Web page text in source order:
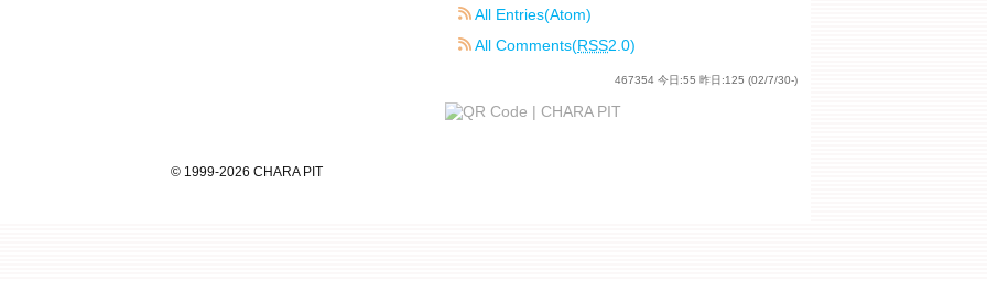
All Entries(Atom)
All Comments(RSS2.0)
467354 今日:55 昨日:125 (02/7/30-)
© 1999-2026 CHARA PIT